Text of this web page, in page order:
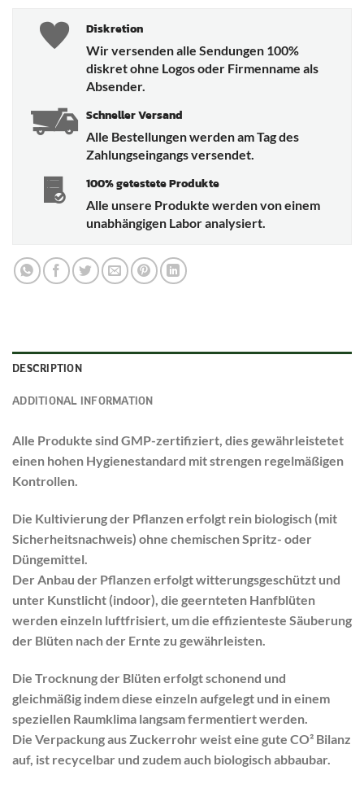
Diskretion
Wir versenden alle Sendungen 100%
diskret ohne Logos oder Firmenname als
Absender.
Schneller Versand
Alle Bestellungen werden am Tag des
Zahlungseingangs versendet.
100% getestete Produkte
Alle unsere Produkte werden von einem
unabhängigen Labor analysiert.
DESCRIPTION
ADDITIONAL INFORMATION
Alle Produkte sind GMP-zertifiziert, dies gewährleistetet
einen hohen Hygienestandard mit strengen regelmäßigen
Kontrollen.
Die Kultivierung der Pflanzen erfolgt rein biologisch (mit
Sicherheitsnachweis) ohne chemischen Spritz- oder
Düngemittel.
Der Anbau der Pflanzen erfolgt witterungsgeschützt und
unter Kunstlicht (indoor), die geernteten Hanfblüten
werden einzeln luftfrisiert, um die effizienteste Säuberung
der Blüten nach der Ernte zu gewährleisten.
Die Trocknung der Blüten erfolgt schonend und
gleichmäßig indem diese einzeln aufgelegt und in einem
speziellen Raumklima langsam fermentiert werden.
Die Verpackung aus Zuckerrohr weist eine gute CO² Bilanz
auf, ist recycelbar und zudem auch biologisch abbaubar.